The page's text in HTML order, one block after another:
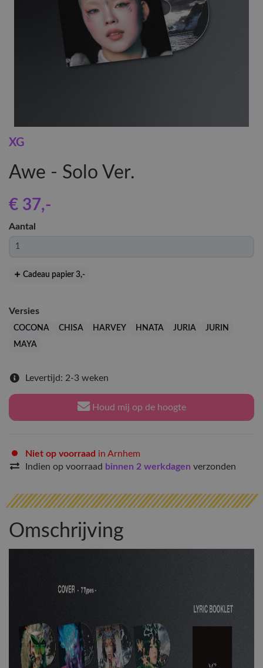
XG
Awe - Solo Ver.
€ 37,-
Aantal
Cadeau papier 3,-
Versies
COCONA CHISA HARVEY HNATA JURIA
JURIN
MAYA
Levertijd: 2-3 weken
Houd mij op de hoogte
Niet op voorraad in Arnhem
Indien op voorraad binnen 2 werkdagen verzonden
Omschrijving